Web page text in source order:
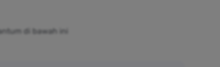
di bawah ini